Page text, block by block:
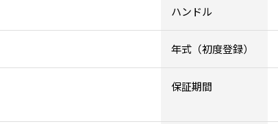
ハンドル
年式（初度登録）
保証期間